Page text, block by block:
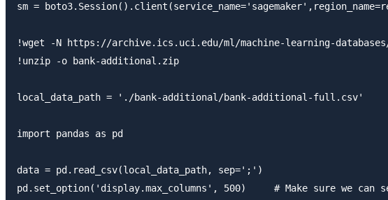
sm =
!wget -N https://archive.ics.uci.edu/ml/machine-learning-
!unzip -o bank-additional.zip
local_data_path = './bank-additional/bank-additional-full.csv'
import pandas as pd
data = pd.read_csv(local_data_path, sep=';')
pd.set_option('display.max_columns', 500)     # Make sure we can